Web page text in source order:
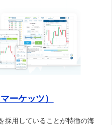
ーケッツ）
採用していることが特徴の海